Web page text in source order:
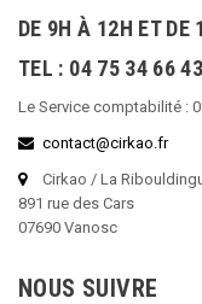
DE 9H À 12H ET DE
TEL : 04 75 34 66 43
Le Service comptabilité :
contact@cirkao.fr
Cirkao / La
891 rue des Cars
07690 Vanosc
NOUS SUIVRE